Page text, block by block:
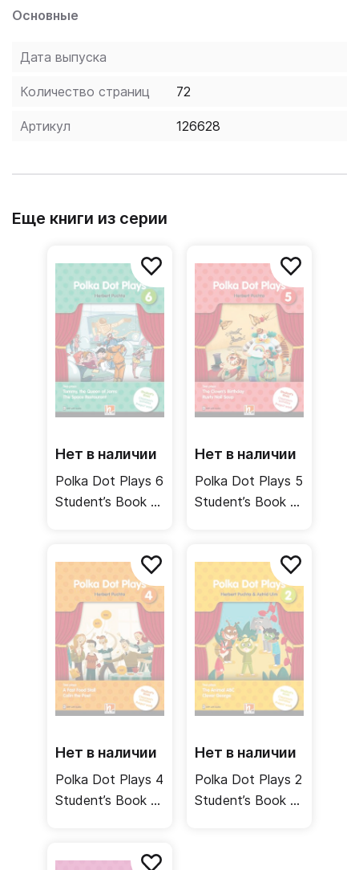
искусства в начальной школе.
Аудиозаписи пьес доступны в мобильном
приложении.
Книгу для учителя с ответами и методическими
рекомендациями можно скачать на сайте
Основные
Дата выпуска
Количество страниц 72
Артикул 126628
Еще книги из серии
Нет в наличии
Polka Dot Plays 6
Student’s Book /
Нет в наличии
Polka Dot Plays 5
Student’s Book /
Нет в наличии
Polka Dot Plays 4
Student’s Book /
Нет в наличии
Polka Dot Plays 2
Student’s Book /